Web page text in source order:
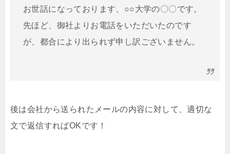
お世話になっております、○○大学の〇〇です。
先ほど、御社よりお電話をいただいたのです
が、都合により出られず申し訳ございません。
後は会社から送られたメールの内容に対して、適切な
文で返信すればOKです！